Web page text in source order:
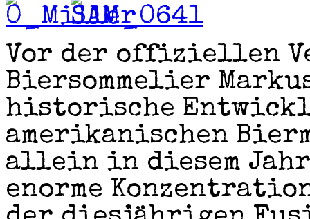
Vor der offiziellen
Biersommelier
historische
amerikanischen
allein in diesem
enorme